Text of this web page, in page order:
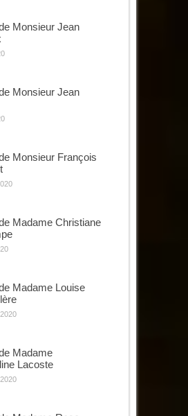
Monsieur Jean
Monsieur Jean
Monsieur François
Madame Christiane
Madame Louise
Madame
Lacoste